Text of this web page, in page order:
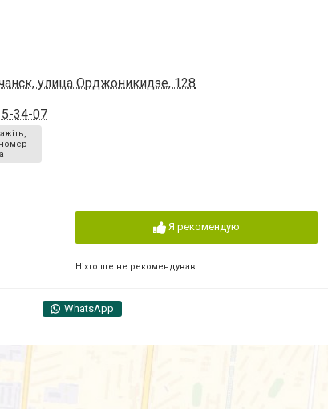
улица Орджоникидзе, 128
34-07
Я рекомендую
Ніхто ще не рекомендував
WhatsApp